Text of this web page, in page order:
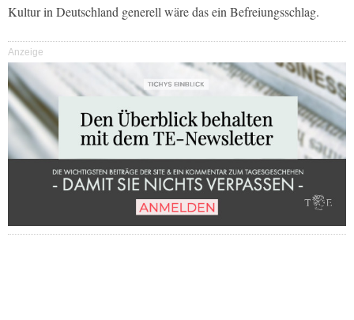
Kultur in Deutschland generell wäre das ein Befreiungsschlag.
Anzeige